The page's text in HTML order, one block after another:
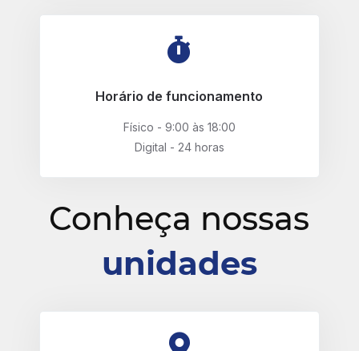
Horário de funcionamento
Físico - 9:00 às 18:00
Digital - 24 horas
Conheça nossas
unidades